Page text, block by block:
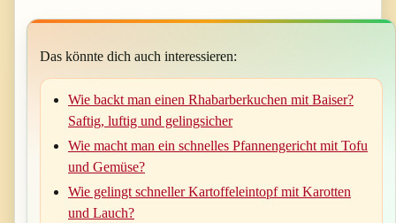
Das könnte dich auch interessieren:
Wie backt man einen Rhabarberkuchen mit Baiser?
Saftig, luftig und gelingsicher
Wie macht man ein schnelles Pfannengericht mit Tofu
und Gemüse?
Wie gelingt schneller Kartoffeleintopf mit Karotten
und Lauch?